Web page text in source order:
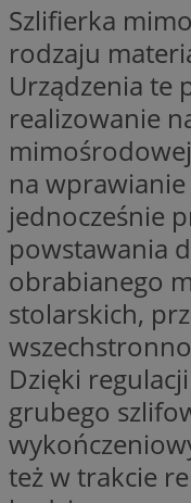
Szlifierka
rodzaju
Urządzenia te
realizowanie
na
jednocześnie
powstawania
obrabianego
stolarskich,
Dzięki
grubego
też w trakcie